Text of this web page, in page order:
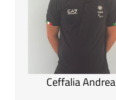
Ceffalia Andrea